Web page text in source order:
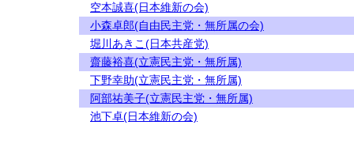
空本誠喜(日本維新の会)
小森卓郎(自由民主党・無所属の会)
堀川あきこ(日本共産党)
齋藤裕喜(立憲民主党・無所属)
下野幸助(立憲民主党・無所属)
阿部祐美子(立憲民主党・無所属)
池下卓(日本維新の会)